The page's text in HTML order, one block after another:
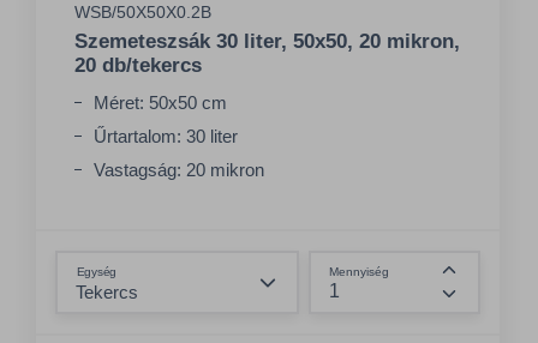
WSB/50X50X0.2B
Szemeteszsák 30 liter, 50x50, 20 mikron,
20 db/tekercs
Méret: 50x50 cm
Űrtartalom: 30 liter
Vastagság: 20 mikron
Egység Mennyiség
Összeg